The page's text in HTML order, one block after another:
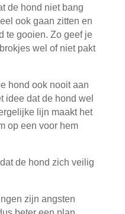
de hond niet bang
ook gaan zitten en
te gooien. Zo geef je
wel of niet pakt
hond ook nooit aan
idee dat de hond wel
lijn maakt het
op een voor hem
de hond zich veilig
zijn angsten